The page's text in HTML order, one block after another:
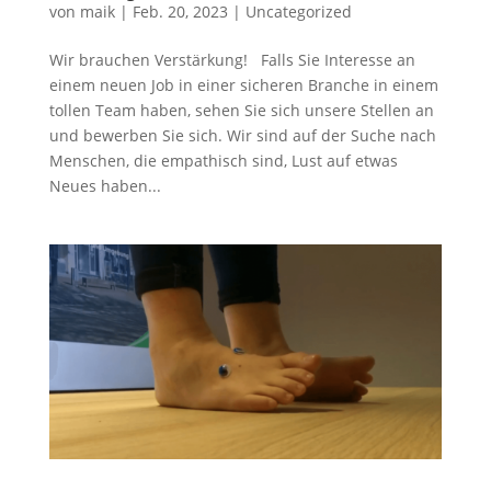
von maik| Feb. 20, 2023 | Uncategorized
Wir brauchen Verstärkung! Falls Sie Interesse an
einem neuen Job in einer sicheren Branche in einem
tollen Team haben, sehen Sie sich unsere Stellen an
und bewerben Sie sich. Wir sind auf der Suche nach
Menschen, die empathisch sind, Lust auf etwas
Neues haben...